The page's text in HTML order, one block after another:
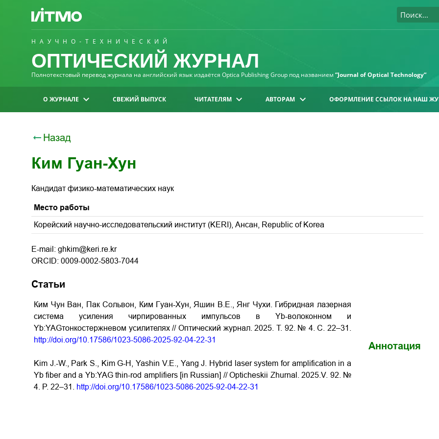
НАУЧНО-ТЕХНИЧЕСКИЙ
ОПТИЧЕСКИЙ ЖУРНАЛ
Полнотекстовый перевод журнала на английский язык издаётся Optica Publishing Group под названием “Journal of Optical Technology“
О ЖУРНАЛЕ СВЕЖИЙ ВЫПУСК ЧИТАТЕЛЯМ АВТОРАМ ОФОРМЛЕНИЕ ССЫЛОК НА НАШ
Назад
Ким Гуан-Хун
Кандидат физико-математических наук
Место работы
Корейский научно-исследовательский институт (KERI), Ансан, Republic of Korea
E-mail: ghkim@keri.re.kr
ORCID: 0009-0002-5803-7044
Статьи
Ким Чун Ван, Пак Сольвон, Ким Гуан-Хун, Яшин В.Е., Янг Чухи. Гибридная лазерная
система усиления чирпированных импульсов в Yb-волоконном и
Yb:YAGтонкостержневом усилителях // Оптический журнал. 2025. Т. 92. № 4. С. 22–31.
http://doi.org/10.17586/1023-5086-2025-92-04-22-31
Kim J.-W., Park S., Kim G-H, Yashin V.E., Yang J. Hybrid laser system for amplification in a
Yb fiber and a Yb:YAG thin-rod amplifiers [in Russian] // Opticheskii Zhurnal. 2025.V. 92. №
4. P. 22–31.
http://doi.org/10.17586/1023-5086-2025-92-04-22-31
Аннотация